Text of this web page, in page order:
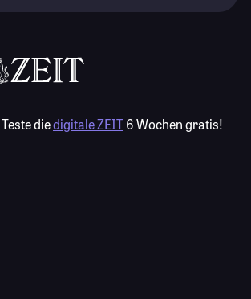
Teste diedigitale ZEIT6 Wochen gratis!